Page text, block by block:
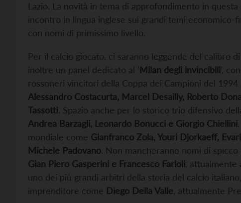
Lazio. La novità in tema di approfondimento in questa
incontro in lingua inglese sui grandi temi economico-
con nomi di primissimo livello.
Per il calcio giocato, ci saranno leggende del calibro di
inoltre un panel dedicato al ‘Milan degli invincibili’,
rossoneri vincitori della Coppa dei Campioni del 1994
Alessandro Costacurta, Marcel Desailly, Roberto
Tassotti. Spazio anche per lo storico trio difensivo
Andrea Barzagli, Leonardo Bonucci e Giorgio Chiellini
mondiale come Gianfranco Zola, Youri Djorkaeff,
Michele Padovano. Non mancheranno nomi di spicco
Gian Piero Gasperini e Francesco Farioli ,
uno dei più grandi arbitri della storia del calcio italiano,
imprenditore come Diego Della Valle , attualmente